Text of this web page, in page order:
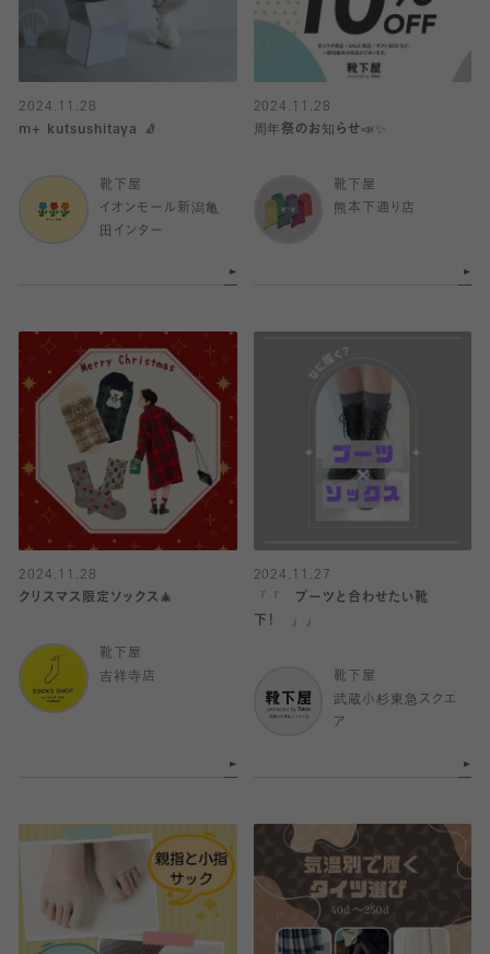
2024.11.28
m+ kutsushitaya 🧦
靴下屋
イオンモール新潟亀
田インター
2024.11.28
周年祭のお知らせ📣✨
靴下屋
熊本下通り店
2024.11.28
クリスマス限定ソックス🎄
靴下屋
吉祥寺店
2024.11.27
『『 ブーツと合わせたい靴
下！ 』』
靴下屋
武蔵小杉東急スクエ
ア